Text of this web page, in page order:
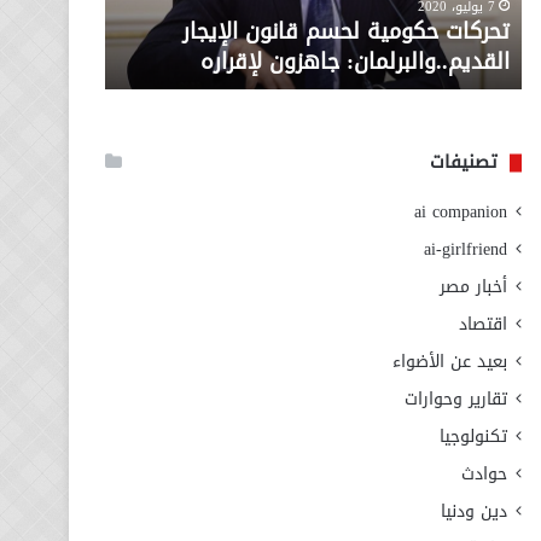
لإقراره
7 يوليو، 2020
تحركات حكومية لحسم قانون الإيجار
القديم..والبرلمان: جاهزون لإقراره
من
وزارة
الاجتماعي
تصنيفات
ai companion
ai-girlfriend
أخبار مصر
اقتصاد
بعيد عن الأضواء
تقارير وحوارات
تكنولوجيا
حوادث
دين ودنيا